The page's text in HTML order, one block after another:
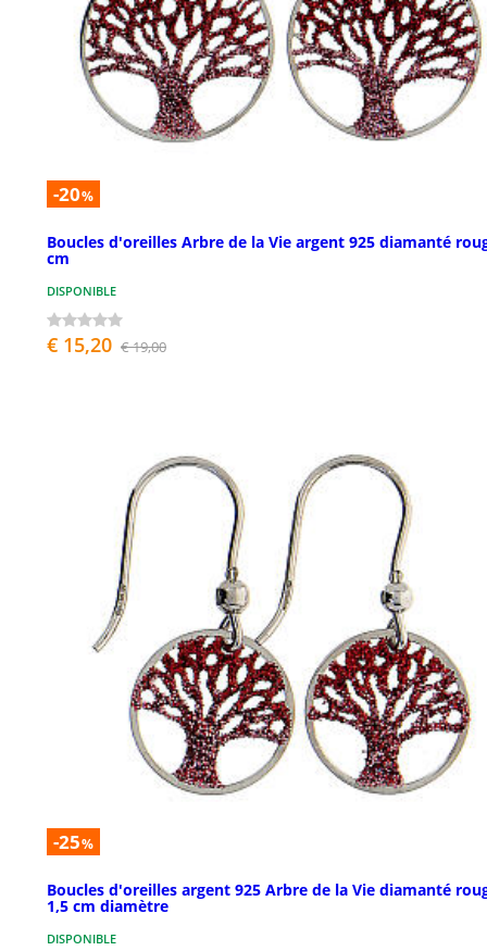
-20%
Boucles d'oreilles Arbre de la Vie argent 925 diamanté
cm
DISPONIBLE
€ 15,20 € 19,00
-25%
Boucles d'oreilles argent 925 Arbre de la Vie diamanté
1,5 cm diamètre
DISPONIBLE